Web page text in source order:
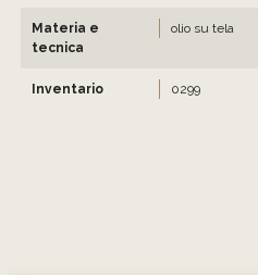
Materia e
tecnica
olio su tela
Inventario 0299